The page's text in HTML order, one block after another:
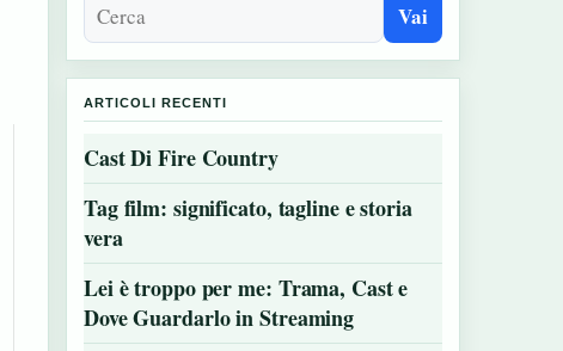
Vai
ARTICOLI RECENTI
Cast Di Fire Country
Tag film: significato, tagline e storia
vera
Lei è troppo per me: Trama, Cast e
Dove Guardarlo in Streaming